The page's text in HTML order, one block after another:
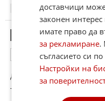
08.07.2025
Тъпо ,
ОТГОВОР
До коментар #6
Тъпомера ..
доставчици
законен интерес
имате право да
за рекламиране.
съгласието си
Настройки на
за